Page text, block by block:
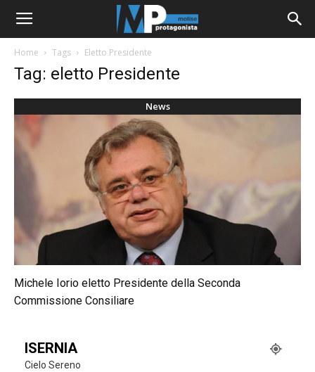
Home Tags Eletto Presidente
Tag: eletto Presidente
News
Michele Iorio eletto Presidente della Seconda
Commissione Consiliare
ISERNIA
Cielo Sereno